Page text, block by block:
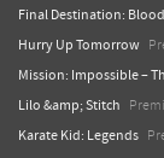
Final Destination:
Hurry Up Tomorrow
Mission: Impossible –
Lilo &amp; Stitch
Karate Kid: Legends